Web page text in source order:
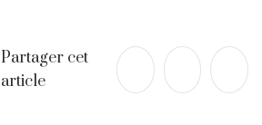
Partager cet
article